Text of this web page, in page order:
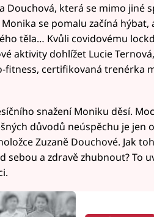
Douchová, která se mimo jiné
se pomalu začíná hýbat,
těla… Kvůli covidovému
aktivity dohlížet Lucie
fitness, certifikovaná trenérka
snažení Moniku děsí.
důvodů neúspěchu je jen
Zuzaně Douchové. Jak
sebou a zdravě zhubnout? To